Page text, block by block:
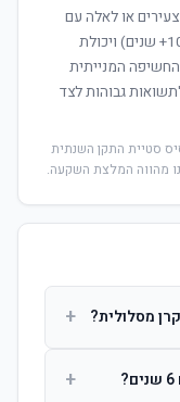
או לאלה עם
אופק השקעה ארוך מאוד (10+ שנים) ויכולת
המנייתית
גבוהות לצד
סטיית התקן השנתית
מהווה המלצת השקעה.
מסלולית? +
ומאפשרת
+